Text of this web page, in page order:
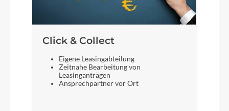
Click & Collect
Eigene Leasingabteilung
Zeitnahe Bearbeitung von
Leasinganträgen
Ansprechpartner vor Ort